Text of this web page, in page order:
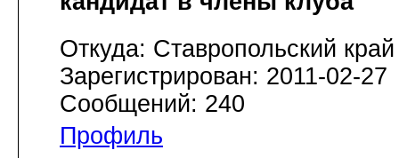
Откуда: Ставропольский край
Зарегистрирован: 2011-02-27
Сообщений: 240
Профиль